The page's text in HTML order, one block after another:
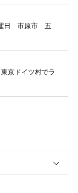
日 市原市 五
京ドイツ村でラ